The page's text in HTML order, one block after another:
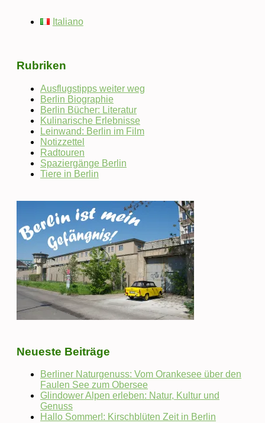
Italiano
Rubriken
Ausflugstipps weiter weg
Berlin Biographie
Berlin Bücher: Literatur
Kulinarische Erlebnisse
Leinwand: Berlin im Film
Notizzettel
Radtouren
Spaziergänge Berlin
Tiere in Berlin
Neueste Beiträge
Berliner Naturgenuss: Vom Orankesee über den
Faulen See zum Obersee
Glindower Alpen erleben: Natur, Kultur und
Genuss
Hallo Sommer!: Kirschblüten Zeit in Berlin